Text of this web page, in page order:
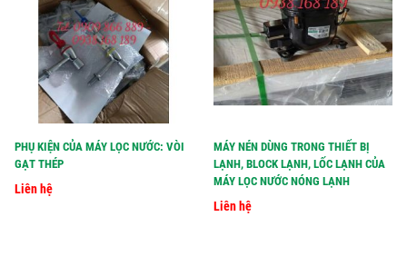
PHỤ KIỆN CỦA MÁY LỌC NƯỚC: VÒI
GẠT THÉP
Liên hệ
MÁY NÉN DÙNG TRONG THIẾT BỊ
LẠNH, BLOCK LẠNH, LỐC LẠNH CỦA
MÁY LỌC NƯỚC NÓNG LẠNH
Liên hệ